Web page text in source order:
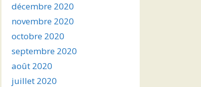
décembre 2020
novembre 2020
octobre 2020
septembre 2020
août 2020
juillet 2020